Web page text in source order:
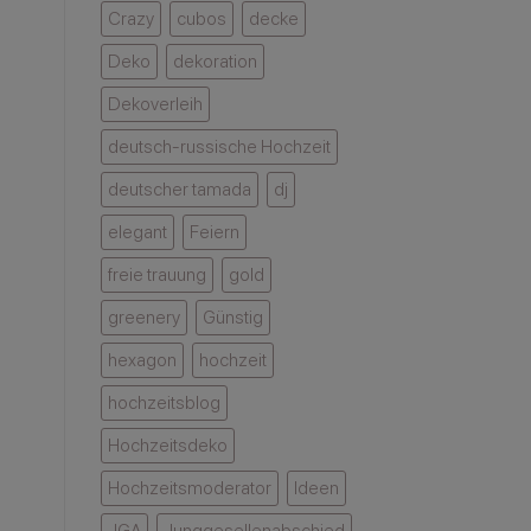
Crazy
cubos
decke
Deko
dekoration
Dekoverleih
deutsch-russische Hochzeit
deutscher tamada
dj
elegant
Feiern
freie trauung
gold
greenery
Günstig
hexagon
hochzeit
hochzeitsblog
Hochzeitsdeko
Hochzeitsmoderator
Ideen